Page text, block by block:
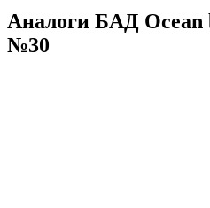
Аналоги БАД Ocean
№30